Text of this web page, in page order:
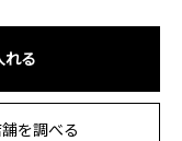
れる
を調べる